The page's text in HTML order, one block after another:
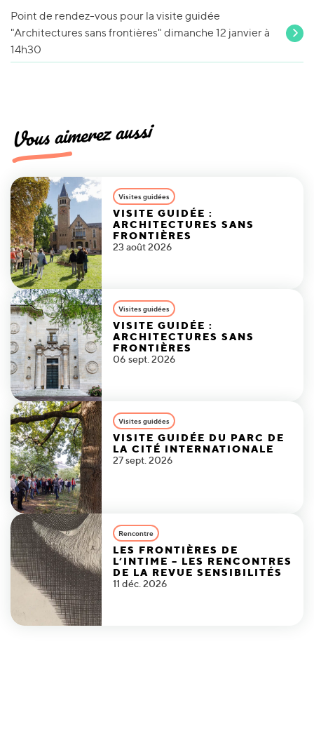
Point de rendez-vous pour la visite guidée
"Architectures sans frontières" dimanche 12 janvier à
14h30
Vous aimerez aussi
Visites guidées
VISITE GUIDÉE :
ARCHITECTURES SANS
FRONTIÈRES
23 août 2026
Visites guidées
VISITE GUIDÉE :
ARCHITECTURES SANS
FRONTIÈRES
06 sept. 2026
Visites guidées
VISITE GUIDÉE DU PARC DE
LA CITÉ INTERNATIONALE
27 sept. 2026
Rencontre
LES FRONTIÈRES DE
L’INTIME – LES RENCONTRES
DE LA REVUE SENSIBILITÉS
11 déc. 2026